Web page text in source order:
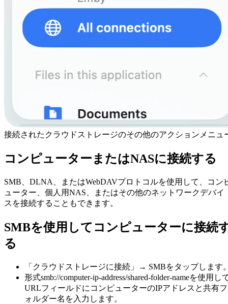
接続されたクラウドストレージのその他のアクションメニュ
コンピューターまたはNASに接続する
SMB、DLNA、またはWebDAVプロトコルを使用して、コン
ューター、個人用NAS、またはその他のネットワークデバイ
スを接続することもできます。
SMBを使用してコンピューターに接続
る
「クラウドストレージに接続」→ SMBをタップします
形式smb://computer-ip-address/shared-folder-nameを使用し
URLフィールドにコンピューターのIPアドレスと共有フ
ォルダー名を入力します。